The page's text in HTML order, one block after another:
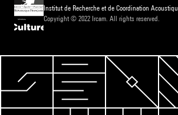
Institut de Recherche et de Coordination
Copyright © 2022 Ircam. All rights reserved.